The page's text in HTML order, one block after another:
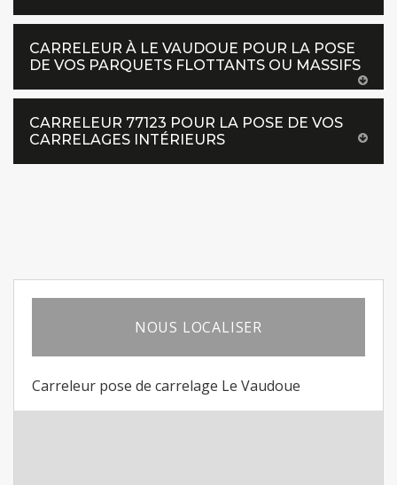
CARRELEUR À LE VAUDOUE POUR LA POSE
DE VOS PARQUETS FLOTTANTS OU MASSIFS
CARRELEUR 77123 POUR LA POSE DE VOS
CARRELAGES INTÉRIEURS
NOUS LOCALISER
Carreleur pose de carrelage Le Vaudoue